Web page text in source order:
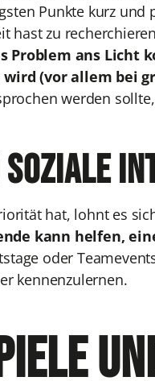
Punkte kurz
hast zu
Problem ans Licht
(vor allem bei
werden
soziale
hat, lohnt es
kann helfen,
oder
kennenzulernen.